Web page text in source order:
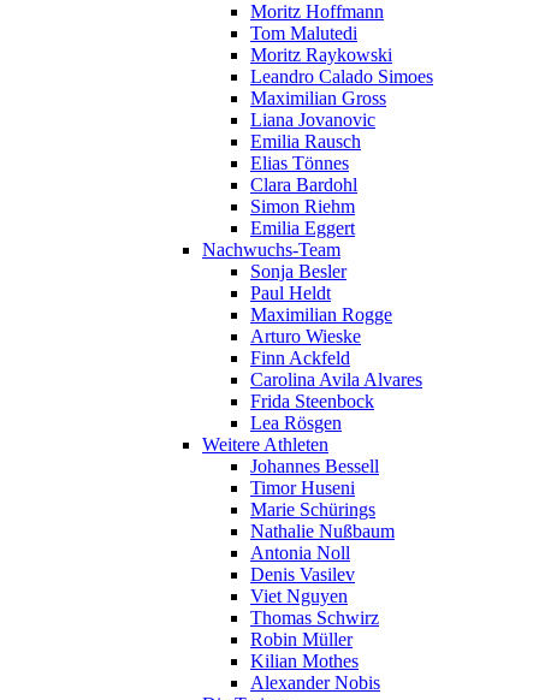
Moritz Hoffmann
Tom Malutedi
Moritz Raykowski
Leandro Calado Simoes
Maximilian Gross
Liana Jovanovic
Emilia Rausch
Elias Tönnes
Clara Bardohl
Simon Riehm
Emilia Eggert
Nachwuchs-Team
Sonja Besler
Paul Heldt
Maximilian Rogge
Arturo Wieske
Finn Ackfeld
Carolina Avila Alvares
Frida Steenbock
Lea Rösgen
Weitere Athleten
Johannes Bessell
Timor Huseni
Marie Schürings
Nathalie Nußbaum
Antonia Noll
Denis Vasilev
Viet Nguyen
Thomas Schwirz
Robin Müller
Kilian Mothes
Alexander Nobis